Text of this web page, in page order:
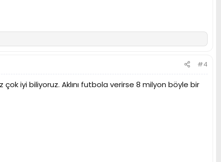
#4
iyi biliyoruz. Aklını futbola verirse 8 milyon böyle bir